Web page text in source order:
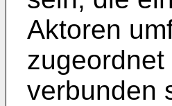
Aktoren
verbunden